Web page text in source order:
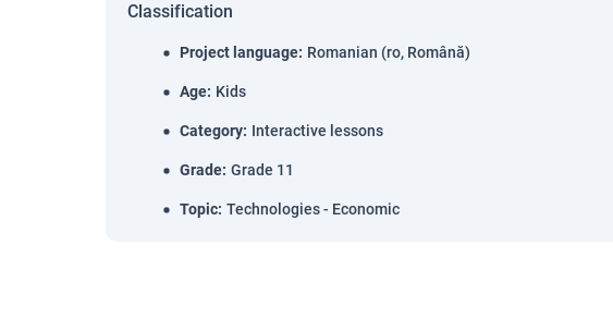
Classification
Project language: Romanian (ro, Română)
Age: Kids
Category: Interactive lessons
Grade: Grade 11
Topic: Technologies - Economic